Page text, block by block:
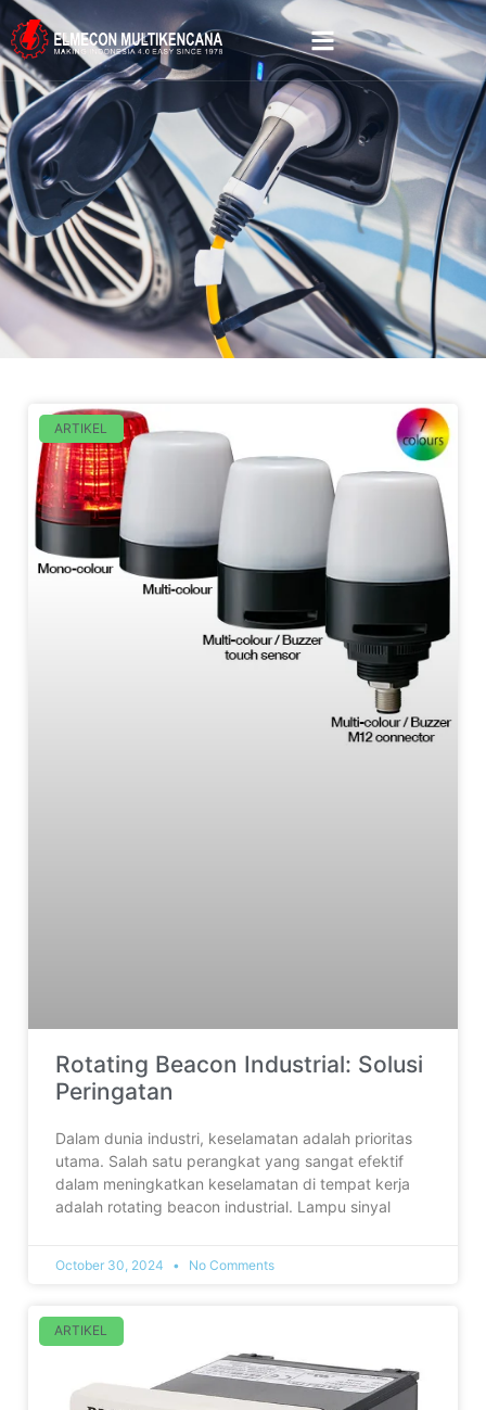
ARTIKEL
Rotating Beacon Industrial: Solusi
Peringatan
Dalam dunia industri, keselamatan adalah prioritas
utama. Salah satu perangkat yang sangat efektif
dalam meningkatkan keselamatan di tempat kerja
adalah rotating beacon industrial. Lampu sinyal
October 30, 2024 No Comments
ARTIKEL